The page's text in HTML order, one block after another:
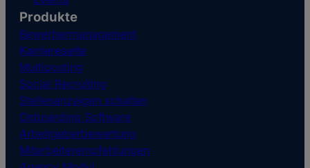
Produkte
Bewerbermanagement
Karriereseite
Multiposting
Social Recruiting
Stellenanzeigen schalten
Onboarding Software
Arbeitgeberbewertung
Mitarbeiterempfehlungen